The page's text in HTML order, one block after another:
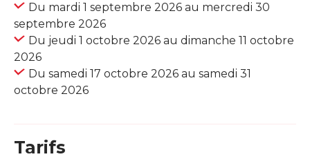
Du mardi 1 septembre 2026 au mercredi 30
septembre 2026
Du jeudi 1 octobre 2026 au dimanche 11 octobre
2026
Du samedi 17 octobre 2026 au samedi 31
octobre 2026
Tarifs